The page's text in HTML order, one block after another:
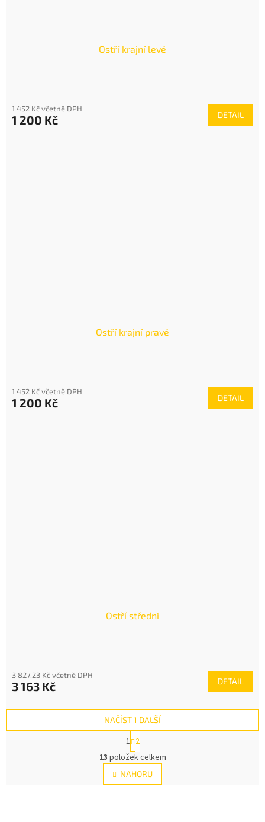
Ostří krajní levé
1 452 Kč včetně DPH
1 200 Kč DETAIL
Ostří krajní pravé
1 452 Kč včetně DPH
1 200 Kč DETAIL
Ostří střední
3 827,23 Kč včetně DPH
3 163 Kč DETAIL
O
v
l
á
NAČÍST 1 DALŠÍ
S
t
r
á
n
k
1 2
13 položek celkem
NAHORU